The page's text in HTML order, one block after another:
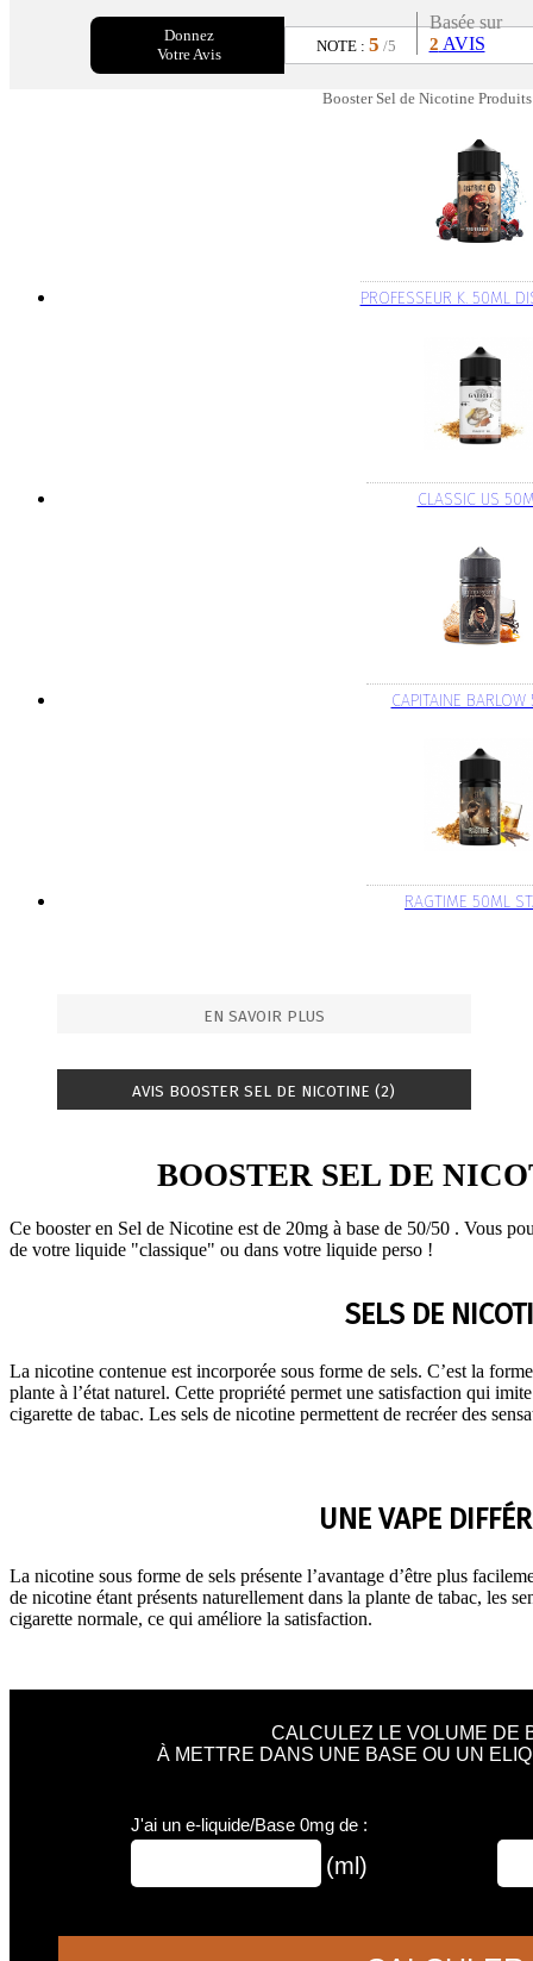
Donnez
Votre Avis
NOTE : 5 /5
Basée sur
2 AVIS
Booster Sel de Nicotine Produits
PROFESSEUR K. 50ML
CLASSIC US
CAPITAINE
RAGTIME 50ML
EN SAVOIR PLUS
AVIS BOOSTER SEL DE NICOTINE (2)
BOOSTER SEL DE
Ce booster en Sel de Nicotine est de 20mg à base de 50/50 . Vous
de votre liquide "classique" ou dans votre liquide perso !
SELS DE
La nicotine contenue est incorporée sous forme de sels. C’est la
plante à l’état naturel. Cette propriété permet une satisfaction qui
cigarette de tabac. Les sels de nicotine permettent de recréer des
UNE VAPE
La nicotine sous forme de sels présente l’avantage d’être plus
de nicotine étant présents naturellement dans la plante de tabac, les
cigarette normale, ce qui améliore la satisfaction.